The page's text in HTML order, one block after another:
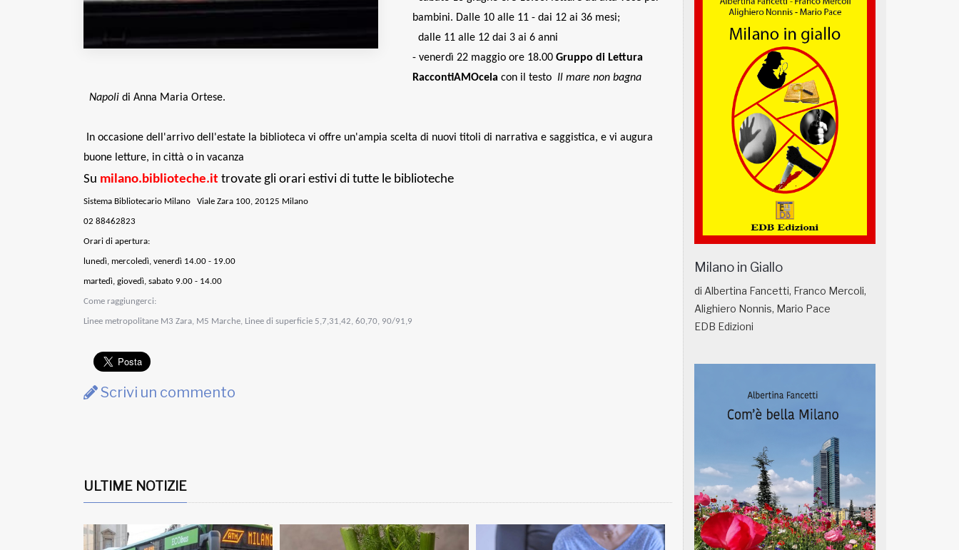
bambini. Dalle 10 alle 11 - dai 12 ai 36 mesi;
dalle 11 alle 12 dai 3 ai 6 anni
- venerdì 22 maggio ore 18.00 Gruppo di Lettura
RaccontiAMOcela con il testo Il mare non bagna
Napoli di Anna Maria Ortese.
In occasione dell'arrivo dell'estate la biblioteca vi offre un'ampia scelta di nuovi titoli di narrativa e saggistica, e vi augura
buone letture, in città o in vacanza
Su milano.biblioteche.it trovate gli orari estivi di tutte le biblioteche
Sistema Bibliotecario Milano Viale Zara 100, 20125 Milano
02 88462823
Orari di apertura:
lunedì, mercoledì, venerdì 14.00 - 19.00
martedì, giovedì, sabato 9.00 - 14.00
Come raggiungerci:
Linee metropolitane M3 Zara, M5 Marche, Linee di superficie 5,7,31,42, 60,70, 90/91,9
Scrivi un commento
ULTIME NOTIZIE
Milano in Giallo
di Albertina Fancetti, Franco Mercoli,
Alighiero Nonnis, Mario Pace
EDB Edizioni